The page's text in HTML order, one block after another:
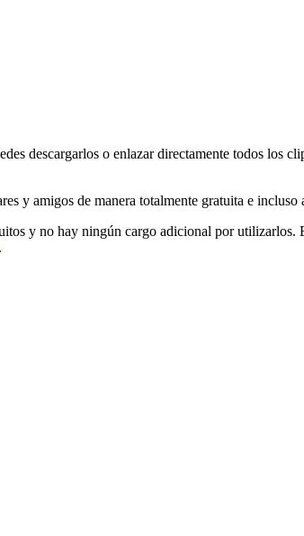
descargarlos o enlazar directamente todos los
y amigos de manera totalmente gratuita e
y no hay ningún cargo adicional por
.